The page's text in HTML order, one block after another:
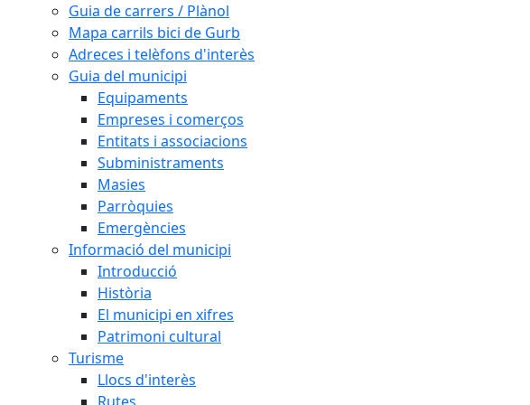
Guia de carrers / Plànol
Mapa carrils bici de Gurb
Adreces i telèfons d'interès
Guia del municipi
Equipaments
Empreses i comerços
Entitats i associacions
Subministraments
Masies
Parròquies
Emergències
Informació del municipi
Introducció
Història
El municipi en xifres
Patrimoni cultural
Turisme
Llocs d'interès